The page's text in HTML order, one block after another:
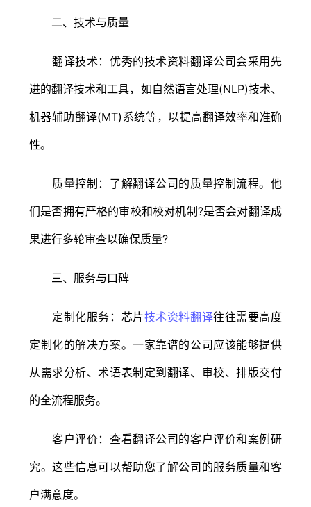
二、技术与质量
翻译技术：优秀的技术资料翻译公司会采用先
进的翻译技术和工具，如自然语言处理(NLP)技术、
机器辅助翻译(MT)系统等，以提高翻译效率和准确
性。
质量控制：了解翻译公司的质量控制流程。他
们是否拥有严格的审校和校对机制?是否会对翻译成
果进行多轮审查以确保质量?
三、服务与口碑
定制化服务：芯片技术资料翻译往往需要高度
定制化的解决方案。一家靠谱的公司应该能够提供
从需求分析、术语表制定到翻译、审校、排版交付
的全流程服务。
客户评价：查看翻译公司的客户评价和案例研
究。这些信息可以帮助您了解公司的服务质量和客
户满意度。